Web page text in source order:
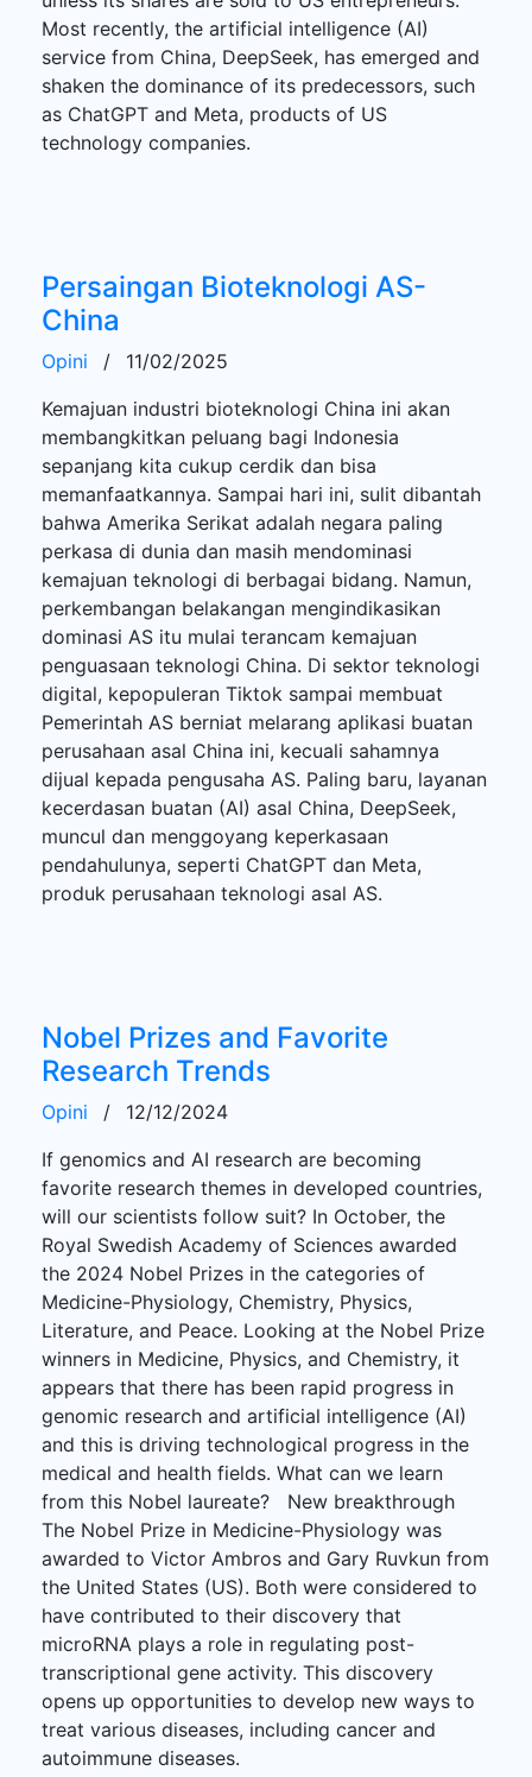
Most recently, the artificial intelligence (AI)
service from China, DeepSeek, has emerged and
shaken the dominance of its predecessors, such
as ChatGPT and Meta, products of US
technology companies.
Persaingan Bioteknologi AS-
China
Opini /
11/02/2025
Kemajuan industri bioteknologi China ini akan
membangkitkan peluang bagi Indonesia
sepanjang kita cukup cerdik dan bisa
memanfaatkannya. Sampai hari ini, sulit dibantah
bahwa Amerika Serikat adalah negara paling
perkasa di dunia dan masih mendominasi
kemajuan teknologi di berbagai bidang. Namun,
perkembangan belakangan mengindikasikan
dominasi AS itu mulai terancam kemajuan
penguasaan teknologi China. Di sektor teknologi
digital, kepopuleran Tiktok sampai membuat
Pemerintah AS berniat melarang aplikasi buatan
perusahaan asal China ini, kecuali sahamnya
dijual kepada pengusaha AS. Paling baru, layanan
kecerdasan buatan (AI) asal China, DeepSeek,
muncul dan menggoyang keperkasaan
pendahulunya, seperti ChatGPT dan Meta,
produk perusahaan teknologi asal AS.
Nobel Prizes and Favorite
Research Trends
Opini /
12/12/2024
If genomics and AI research are becoming
favorite research themes in developed countries,
will our scientists follow suit? In October, the
Royal Swedish Academy of Sciences awarded
the 2024 Nobel Prizes in the categories of
Medicine-Physiology, Chemistry, Physics,
Literature, and Peace. Looking at the Nobel Prize
winners in Medicine, Physics, and Chemistry, it
appears that there has been rapid progress in
genomic research and artificial intelligence (AI)
and this is driving technological progress in the
medical and health fields. What can we learn
from this Nobel laureate? New breakthrough
The Nobel Prize in Medicine-Physiology was
awarded to Victor Ambros and Gary Ruvkun from
the United States (US). Both were considered to
have contributed to their discovery that
microRNA plays a role in regulating post-
transcriptional gene activity. This discovery
opens up opportunities to develop new ways to
treat various diseases, including cancer and
autoimmune diseases.